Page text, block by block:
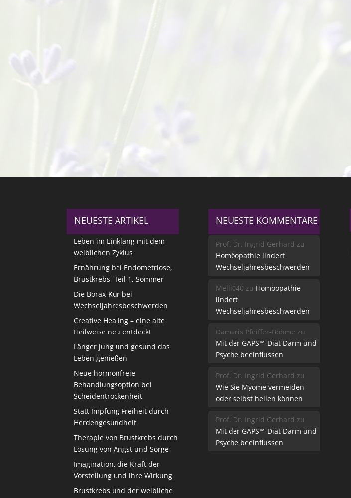
NEUESTE ARTIKEL
Leben im Einklang mit dem
weiblichen Zyklus
Ernährung bei Endometriose,
Brustkrebs, Teil 1, Sommer
Die Borax-Kur bei
Wechseljahresbeschwerden
Creative Healing – eine alte
Heilweise neu entdeckt
Länger jung und gesund das
Leben genießen
Neue hormonfreie
Behandlungsoption bei
Scheidentrockenheit
Statt Impfung Freiheit durch
Herdengesundheit
Therapie von Brustkrebs durch
Lösung von Angst und Sorge
Imagination, die Kraft der
Vorstellung und ihre Wirkung
Brustkrebs und der weibliche
NEUESTE KOMMENTARE
Prof. Dr. Ingrid Gerhard zu
Homöopathie lindert
Wechseljahresbeschwerden
Melli040 zu Homöopathie
lindert
Wechseljahresbeschwerden
Damaris Pfeiffer-Böhme zu
Mit der GAPS™-Diät Darm und
Psyche beeinflussen
Prof. Dr. Ingrid Gerhard zu
Wie Sie Myome vermeiden
oder selbst heilen können
Prof. Dr. Ingrid Gerhard zu
Mit der GAPS™-Diät Darm und
Psyche beeinflussen